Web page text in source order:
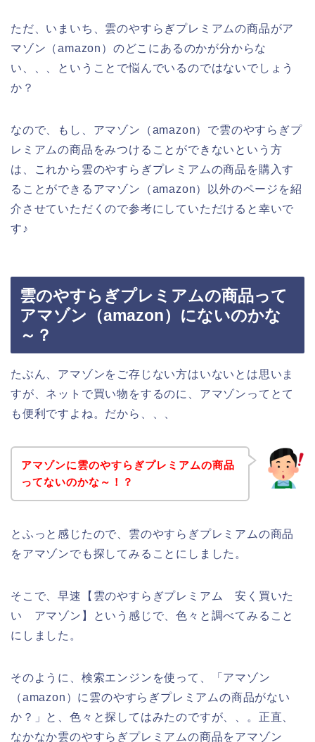
ただ、いまいち、雲のやすらぎプレミアムの商品がア
マゾン（amazon）のどこにあるのかが分からな
い、、、ということで悩んでいるのではないでしょう
か？
なので、もし、アマゾン（amazon）で雲のやすらぎプ
レミアムの商品をみつけることができないという方
は、これから雲のやすらぎプレミアムの商品を購入す
ることができるアマゾン（amazon）以外のページを紹
介させていただくので参考にしていただけると幸いで
す♪
雲のやすらぎプレミアムの商品って
アマゾン（amazon）にないのかな
～？
たぶん、アマゾンをご存じない方はいないとは思いま
すが、ネットで買い物をするのに、アマゾンってとて
も便利ですよね。だから、、、
アマゾンに雲のやすらぎプレミアムの商品
ってないのかな～！？
とふっと感じたので、雲のやすらぎプレミアムの商品
をアマゾンでも探してみることにしました。
そこで、早速【雲のやすらぎプレミアム 安く買いた
い アマゾン】という感じで、色々と調べてみること
にしました。
そのように、検索エンジンを使って、「アマゾン
（amazon）に雲のやすらぎプレミアムの商品がない
か？」と、色々と探してはみたのですが、、。正直、
なかなか雲のやすらぎプレミアムの商品をアマゾン